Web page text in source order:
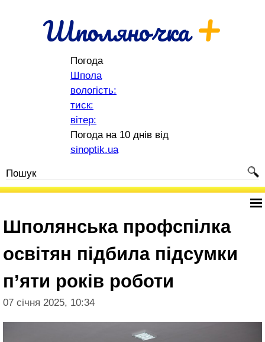
Шполяночка+
Погода
Шпола
вологість:
тиск:
вітер:
Погода на 10 днів від
sinoptik.ua
Шполянська профспілка
освітян підбила підсумки
п’яти років роботи
07 січня 2025, 10:34